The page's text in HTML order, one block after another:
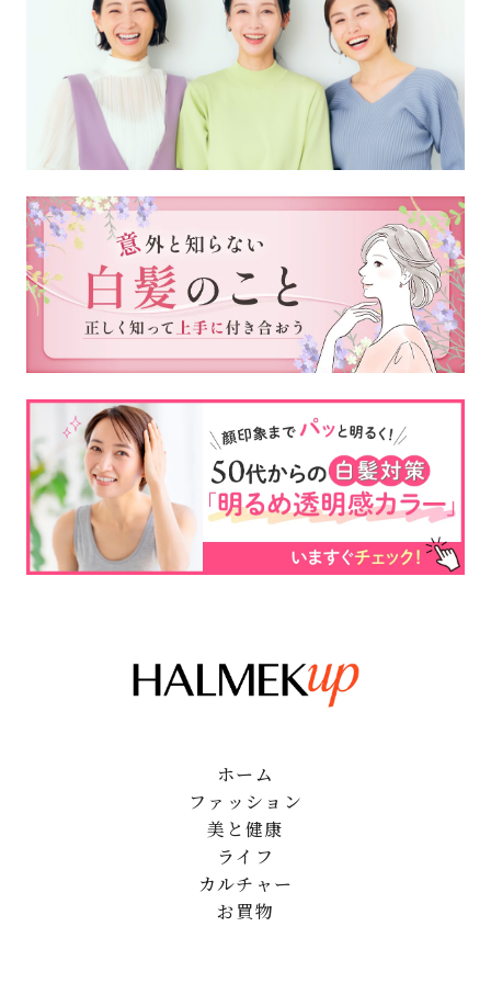
ホーム
ファッション
美と健康
ライフ
カルチャー
お買物
閉じる